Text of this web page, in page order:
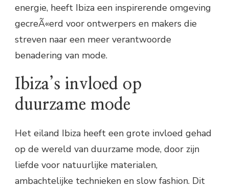
energie, heeft Ibiza een inspirerende omgeving
gecreÃ«erd voor ontwerpers en makers die
streven naar een meer verantwoorde
benadering van mode.
Ibiza’s invloed op
duurzame mode
Het eiland Ibiza heeft een grote invloed gehad
op de wereld van duurzame mode, door zijn
liefde voor natuurlijke materialen,
ambachtelijke technieken en slow fashion. Dit